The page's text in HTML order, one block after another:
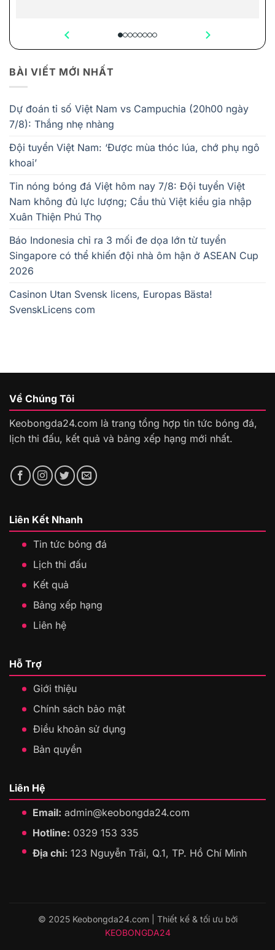
BÀI VIẾT MỚI NHẤT
Dự đoán tỉ số Việt Nam vs Campuchia (20h00 ngày
7/8): Thắng nhẹ nhàng
Đội tuyển Việt Nam: ‘Được mùa thóc lúa, chớ phụ ngô
khoai’
Tin nóng bóng đá Việt hôm nay 7/8: Đội tuyển Việt
Nam không đủ lực lượng; Cầu thủ Việt kiều gia nhập
Xuân Thiện Phú Thọ
Báo Indonesia chỉ ra 3 mối đe dọa lớn từ tuyển
Singapore có thể khiến đội nhà ôm hận ở ASEAN Cup
2026
Casinon Utan Svensk licens, Europas Bästa!
SvenskLicens com
Về Chúng Tôi
Keobongda24.com là trang tổng hợp tin tức bóng đá,
lịch thi đấu, kết quả và bảng xếp hạng mới nhất.
Liên Kết Nhanh
Tin tức bóng đá
Lịch thi đấu
Kết quả
Bảng xếp hạng
Liên hệ
Hỗ Trợ
Giới thiệu
Chính sách bảo mật
Điều khoản sử dụng
Bản quyền
Liên Hệ
Email: admin@keobongda24.com
Hotline: 0329 153 335
Địa chỉ: 123 Nguyễn Trãi, Q.1, TP. Hồ Chí Minh
© 2025 Keobongda24.com | Thiết kế & tối ưu bởi
KEOBONGDA24